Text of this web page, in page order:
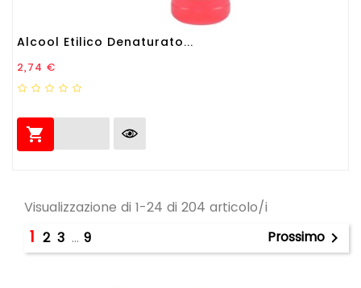
Alcool Etilico Denaturato...
Prezzo
2,74 €

Visualizzazione di 1-24 di 204 articolo/i
1 2 3 … 9 Prossimo 